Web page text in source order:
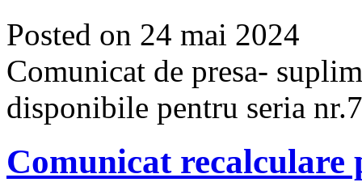
Posted on 24 mai 2024
Comunicat de presa-
disponibile pentru seria nr.7
Comunicat recalculare